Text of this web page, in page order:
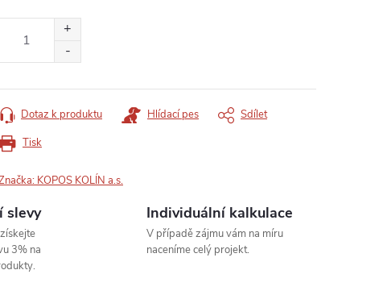
Tisk
Dotaz k produktu Hlídací pes Sdílet
KOPOS KOLÍN a.s.
slevy
3% na
Individuální kalkulace
V případě zájmu vám na míru
naceníme celý projekt.